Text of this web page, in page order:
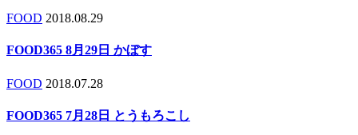
FOOD 2018.08.29
FOOD365 8月29日 かぼす
FOOD 2018.07.28
FOOD365 7月28日 とうもろこし